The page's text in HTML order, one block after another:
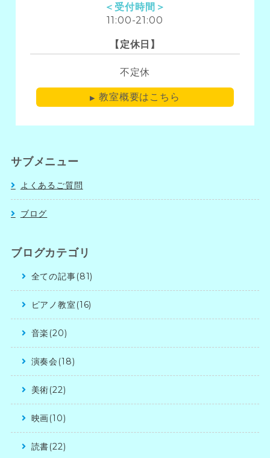
＜受付時間＞
11:00-21:00
【定休日】
不定休
教室概要はこちら
サブメニュー
よくあるご質問
ブログ
ブログカテゴリ
全ての記事(81)
ピアノ教室(16)
音楽(20)
演奏会(18)
美術(22)
映画(10)
読書(22)